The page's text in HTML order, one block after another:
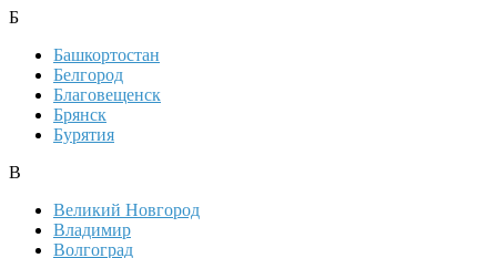
Б
Башкортостан
Белгород
Благовещенск
Брянск
Бурятия
В
Великий Новгород
Владимир
Волгоград